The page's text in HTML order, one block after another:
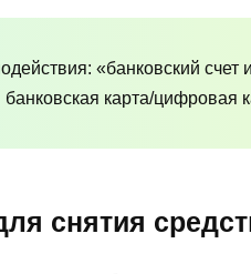
«банковский
карта/цифровая
снятия